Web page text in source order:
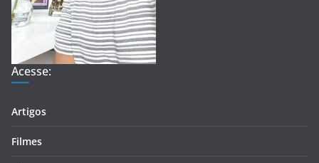
Acesse:
Artigos
Filmes